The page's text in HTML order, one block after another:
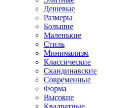
Дешевые
Размеры
Большие
Маленькие
Стиль
Минимализм
Классические
Скандинавские
Современные
Форма
Высокие
Квадратные